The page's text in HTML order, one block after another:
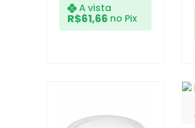
A vista
R$61,66 no Pix